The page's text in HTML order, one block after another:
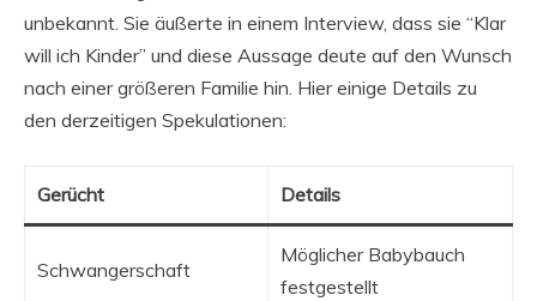
unbekannt. Sie äußerte in einem Interview, dass sie “Klar
will ich Kinder” und diese Aussage deute auf den Wunsch
nach einer größeren Familie hin. Hier einige Details zu
den derzeitigen Spekulationen:
Gerücht Details
Schwangerschaft
Möglicher Babybauch
festgestellt